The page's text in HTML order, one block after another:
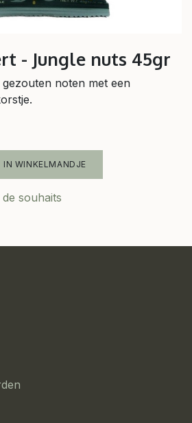
- Jungle nuts 45gr
noten met een
IN WINKELMANDJE
souhaits